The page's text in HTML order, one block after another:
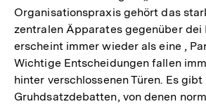
Organisationspraxis gehört das
zentralen Äpparates gegenüber dei
erscheint immer wieder als eine ,
Wichtige Entscheidungen fallen
hinter verschlossenen Türen. Es
Gruhdsatzdebatten, von denen